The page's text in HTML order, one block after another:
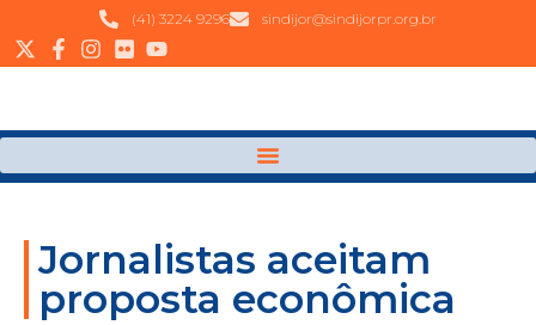
(41) 3224 9296 sindijor@sindijorpr.org.br
Jornalistas aceitam
proposta econômica